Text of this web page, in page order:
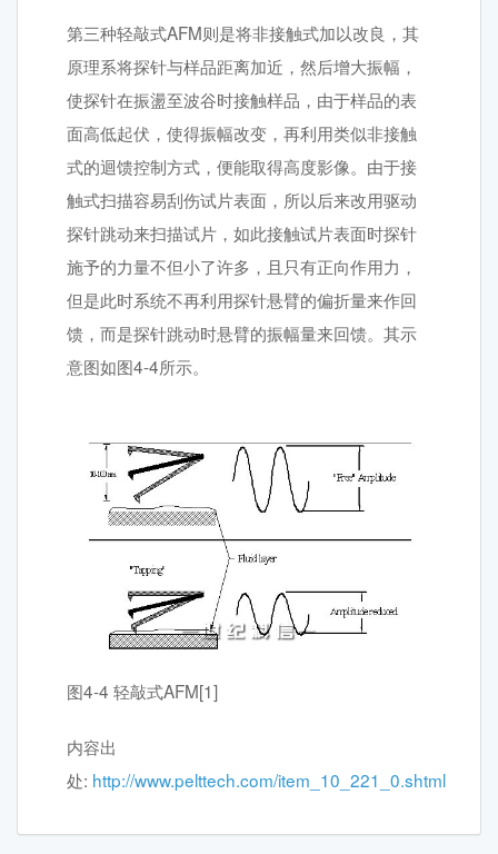
第三种轻敲式AFM则是将非接触式加以改良，其
原理系将探针与样品距离加近，然后增大振幅，
使探针在振盪至波谷时接触样品，由于样品的表
面高低起伏，使得振幅改变，再利用类似非接触
式的迴馈控制方式，便能取得高度影像。由于接
触式扫描容易刮伤试片表面，所以后来改用驱动
探针跳动来扫描试片，如此接触试片表面时探针
施予的力量不但小了许多，且只有正向作用力，
但是此时系统不再利用探针悬臂的偏折量来作回
馈，而是探针跳动时悬臂的振幅量来回馈。其示
意图如图4-4所示。
图4-4 轻敲式AFM[1]
内容出
处: http://www.pelttech.com/item_10_221_0.shtml